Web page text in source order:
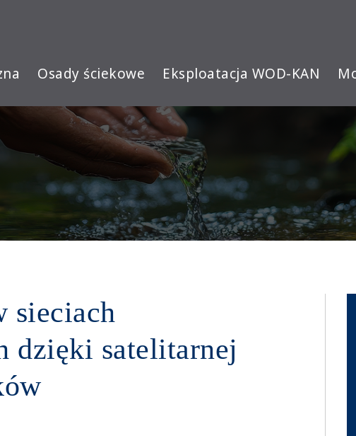
Osady ściekowe Eksploatacja WOD-KAN
sieciach
dzięki satelitarnej